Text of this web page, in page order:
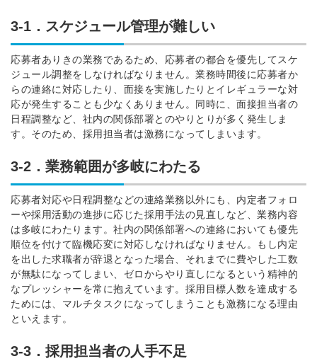
3-1．スケジュール管理が難しい
応募者ありきの業務であるため、応募者の都合を優先してスケ
ジュール調整をしなければなりません。業務時間後に応募者か
らの連絡に対応したり、面接を実施したりとイレギュラーな対
応が発生することも少なくありません。同時に、面接担当者の
日程調整など、社内の関係部署とのやりとりが多く発生しま
す。そのため、採用担当者は激務になってしまいます。
3-2．業務範囲が多岐にわたる
応募者対応や日程調整などの連絡業務以外にも、内定者フォロ
ーや採用活動の進捗に応じた採用手法の見直しなど、業務内容
は多岐にわたります。社内の関係部署への連絡においても優先
順位を付けて臨機応変に対応しなければなりません。もし内定
を出した求職者が辞退となった場合、それまでに費やした工数
が無駄になってしまい、ゼロからやり直しになるという精神的
なプレッシャーを常に抱えています。採用目標人数を達成する
ためには、マルチタスクになってしまうことも激務になる理由
といえます。
3-3．採用担当者の人手不足
をご利用する
簡単10秒！無料会員登録
取り組みなどを取材したインタ
ビュー記事が読める
採用にまつわる独自の調査レポ
ートが届く
採用に役立つ記事・資料が届く